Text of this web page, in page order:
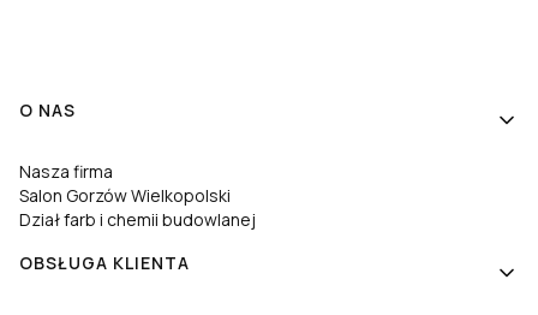
Linki w stopce
O NAS
Nasza firma
Salon Gorzów Wielkopolski
Dział farb i chemii budowlanej
OBSŁUGA KLIENTA